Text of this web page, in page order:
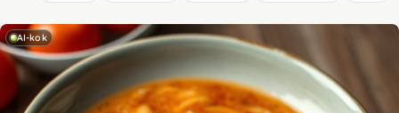
AI-kok